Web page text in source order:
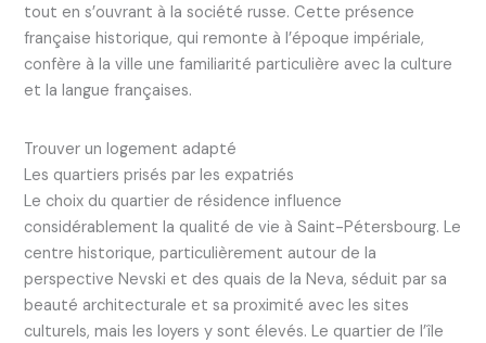
tout en s’ouvrant à la société russe. Cette présence
française historique, qui remonte à l’époque impériale,
confère à la ville une familiarité particulière avec la culture
et la langue françaises.
Trouver un logement adapté
Les quartiers prisés par les expatriés
Le choix du quartier de résidence influence
considérablement la qualité de vie à Saint-Pétersbourg. Le
centre historique, particulièrement autour de la
perspective Nevski et des quais de la Neva, séduit par sa
beauté architecturale et sa proximité avec les sites
culturels, mais les loyers y sont élevés. Le quartier de l’île